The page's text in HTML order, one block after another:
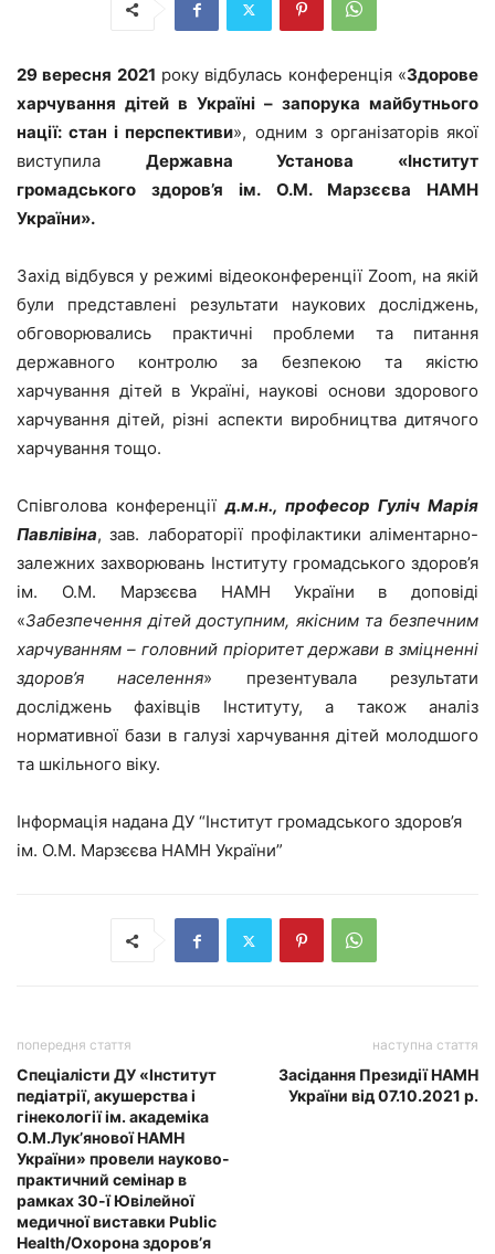
29 вересня 2021 року відбулась конференція «Здорове
харчування дітей в Україні – запорука майбутнього
нації: стан і перспективи», одним з організаторів якої
виступила Державна Установа «Інститут
громадського здоров’я ім. О.М. Марзєєва НАМН
України».
Захід відбувся у режимі відеоконференції Zoom, на якій
були представлені результати наукових досліджень,
обговорювались практичні проблеми та питання
державного контролю за безпекою та якістю
харчування дітей в Україні, наукові основи здорового
харчування дітей, різні аспекти виробництва дитячого
харчування тощо.
Співголова конференціїд.м.н., професор Гуліч Марія
Павлівіна, зав. лабораторії профілактики аліментарно-
залежних захворювань Інституту громадського здоров’я
ім. О.М. Марзєєва НАМН України
в доповіді
«Забезпечення дітей доступним, якісним та безпечним
харчуванням – головний пріоритет держави в зміцненні
здоров’я населення» презентувала результати
досліджень фахівців Інституту, а також аналіз
нормативної бази в галузі харчування дітей молодшого
та шкільного віку.
Інформація надана ДУ “Інститут громадського здоров’я
ім. О.М. Марзєєва НАМН України”
попередня стаття
Спеціалісти ДУ «Інститут
педіатрії, акушерства і
гінекології ім. академіка
О.М.Лук’янової НАМН
України» провели науково-
практичний семінар в
рамках 30-ї Ювілейної
медичної виставки Public
Health/Охорона здоров’я
наступна стаття
Засідання Президії НАМН
України від 07.10.2021 р.